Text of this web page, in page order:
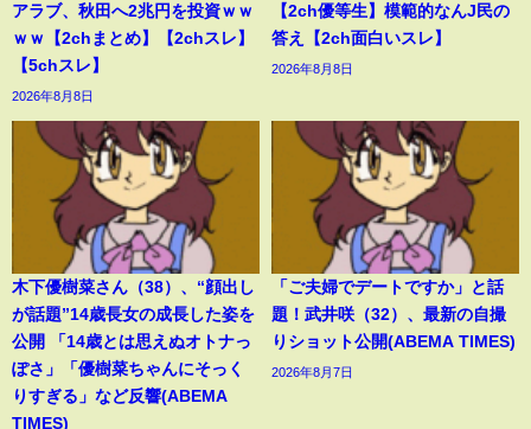
アラブ、秋田へ2兆円を投資ｗｗ
ｗｗ【2chまとめ】【2chスレ】
【5chスレ】
2026年8月8日
【2ch優等生】模範的なんJ民の
答え【2ch面白いスレ】
2026年8月8日
木下優樹菜さん（38）、“顔出し
が話題”14歳長女の成長した姿を
公開 「14歳とは思えぬオトナっ
ぽさ」「優樹菜ちゃんにそっく
りすぎる」など反響(ABEMA
TIMES)
「ご夫婦でデートですか」と話
題！武井咲（32）、最新の自撮
りショット公開(ABEMA TIMES)
2026年8月7日